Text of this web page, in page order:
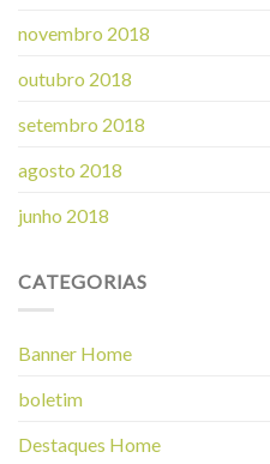
novembro 2018
outubro 2018
setembro 2018
agosto 2018
junho 2018
CATEGORIAS
Banner Home
boletim
Destaques Home